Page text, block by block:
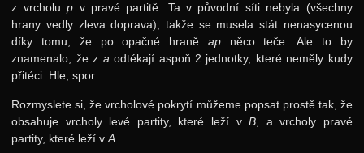
z vrcholup v pravé partitě. Ta v původní síti nebyla (všechny
hrany vedly zleva doprava), takže se musela stát nenasycenou
díky tomu, že po opačné hraně apněco teče. Ale to by
znamenalo, že z aodtékají aspoň 2 jednotky, které neměly kudy
přitéci. Hle, spor.
Rozmyslete si, že vrcholové pokrytí můžeme popsat prostě tak, že
obsahuje vrcholy levé partity, které leží vB , a vrcholy pravé
partity, které leží vA